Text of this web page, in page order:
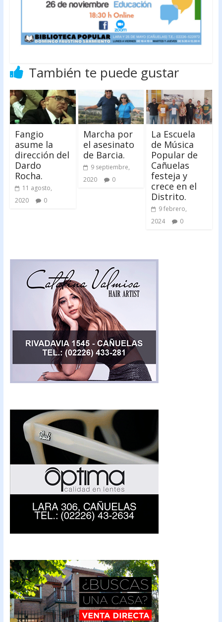
También te puede gustar
Fangio
asume la
dirección del
Dardo
Rocha.
11 agosto,
2020
0
Marcha por
el asesinato
de Barcia.
9 septiembre,
2020
0
La Escuela
de Música
Popular de
Cañuelas
festeja y
crece en el
Distrito.
9 febrero,
2024
0